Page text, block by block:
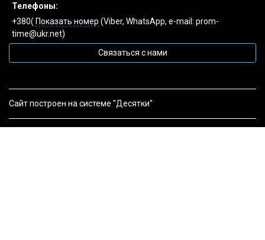
Телефоны:
+380( Показать номер (Viber, WhatsApp, e-mail: prom-
time@ukr.net)
Связаться с нами
Сайт построен на системе "Десятки"